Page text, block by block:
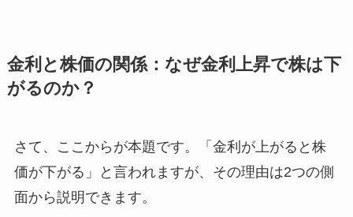
金利と株価の関係：なぜ金利上昇で株は下
がるのか？
さて、ここからが本題です。「金利が上がると株
価が下がる」と言われますが、その理由は2つの側
面から説明できます。